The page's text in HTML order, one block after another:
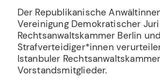
Der Republikanische
Vereinigung Demokratischer
Rechtsanwaltskammer Berlin
Strafverteidiger*innen
Istanbuler
Vorstandsmitglieder.